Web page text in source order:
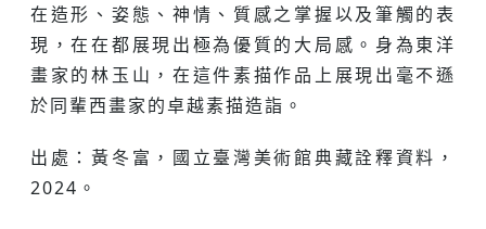
在造形、姿態、神情、質感之掌握以及筆觸的表
現，在在都展現出極為優質的大局感。身為東洋
畫家的林玉山，在這件素描作品上展現出毫不遜
於同輩西畫家的卓越素描造詣。
出處：黃冬富，國立臺灣美術館典藏詮釋資料，
2024。